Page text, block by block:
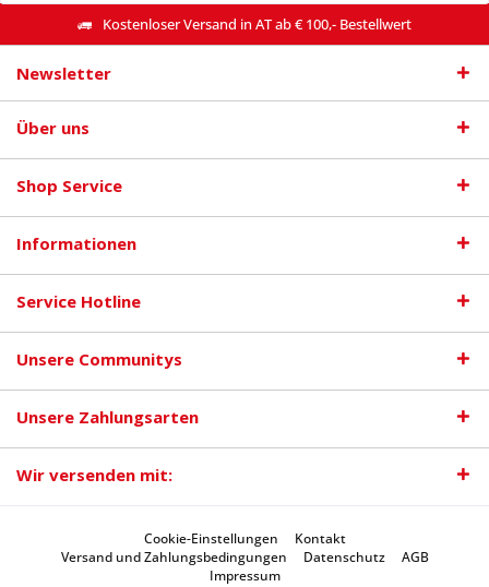
Kostenloser Versand in AT ab € 100,- Bestellwert
Newsletter
Über uns
Shop Service
Informationen
Service Hotline
Unsere Communitys
Unsere Zahlungsarten
Wir versenden mit:
Cookie-Einstellungen
Kontakt
Versand und Zahlungsbedingungen
Datenschutz
AGB
Impressum